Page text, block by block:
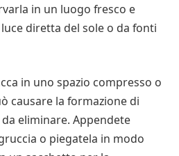
in un luogo fresco e
diretta del sole o da fonti
in uno spazio compresso o
causare la formazione di
eliminare. Appendete
o piegatela in modo